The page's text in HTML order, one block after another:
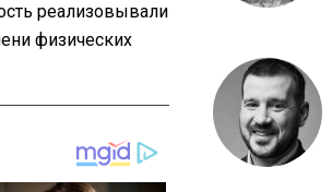
реализовывали
физических